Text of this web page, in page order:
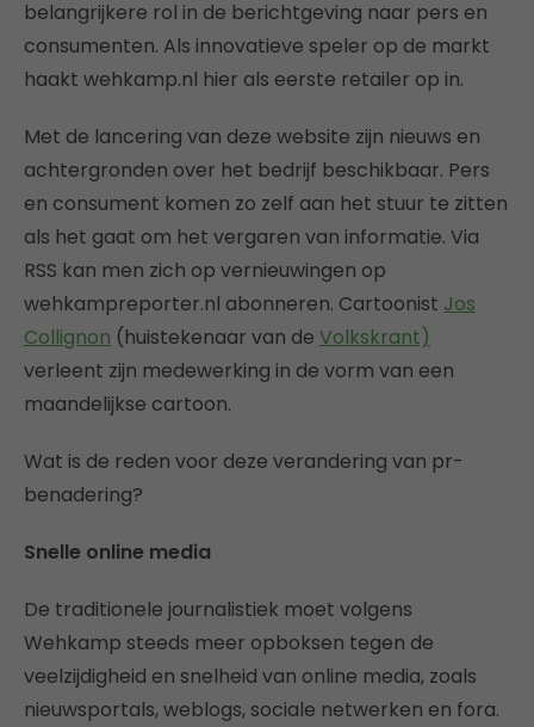
belangrijkere rol in de berichtgeving naar pers en
consumenten. Als innovatieve speler op de markt
haakt wehkamp.nl hier als eerste retailer op in.
Met de lancering van deze website zijn nieuws en
achtergronden over het bedrijf beschikbaar. Pers
en consument komen zo zelf aan het stuur te zitten
als het gaat om het vergaren van informatie. Via
RSS kan men zich op vernieuwingen op
wehkampreporter.nl abonneren. Cartoonist Jos
Collignon (huistekenaar van de Volkskrant)
verleent zijn medewerking in de vorm van een
maandelijkse cartoon.
Wat is de reden voor deze verandering van pr-
benadering?
Snelle online media
De traditionele journalistiek moet volgens
Wehkamp steeds meer opboksen tegen de
veelzijdigheid en snelheid van online media, zoals
nieuwsportals, weblogs, sociale netwerken en fora.